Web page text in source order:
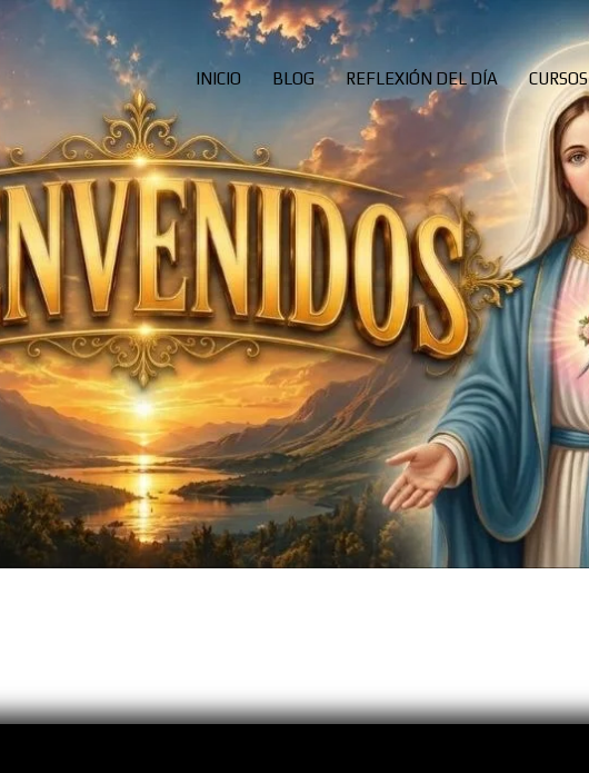
INICIO BLOG REFLEXIÓN DEL DÍA CURSOS